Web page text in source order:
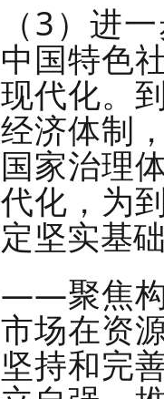
（3）进
中国特色
现代化。
经济体制
国家治理
代化，为
定坚实基
——聚焦构
市场在资
坚持和完